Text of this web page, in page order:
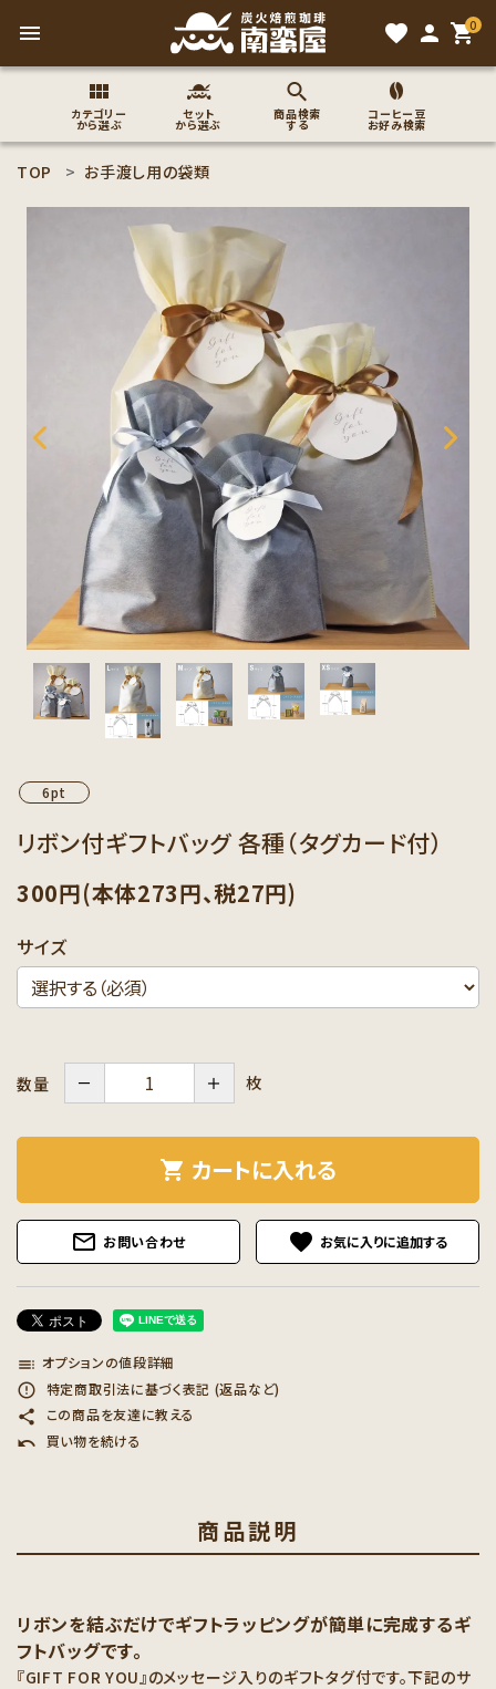
menu favorite person 0
shopping_cart
カテゴリー
から選ぶ
セット
から選ぶ
商品検索
する
コーヒー豆
お好み検索
ACCOUNT MENU
ようこそ ゲスト 様
person 新規会員登録
コーヒー豆のこだわり
コーヒー豆お好み検索
カテゴリーから探す
セット商品から探す
ご利用ガイド
インフォメーション
TOP お手渡し用の袋類
6pt
リボン付ギフトバッグ 各種（タグカード付）
300円(本体273円、税27円)
サイズ
数量 － ＋ 枚
shopping_cart カートに入れる
mail_outline お問い合わせ favorite
toc オプションの値段詳細
error_outline 特定商取引法に基づく表記 (返品など)
share この商品を友達に教える
undo 買い物を続ける
商品説明
リボンを結ぶだけでギフトラッピングが簡単に完成するギ
フトバッグです。
『GIFT FOR YOU』のメッセージ入りのギフトタグ付です。下記のサ